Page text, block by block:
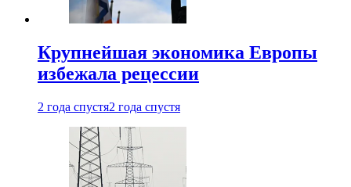
Крупнейшая экономика Европы
избежала рецессии
2 года спустя2 года спустя